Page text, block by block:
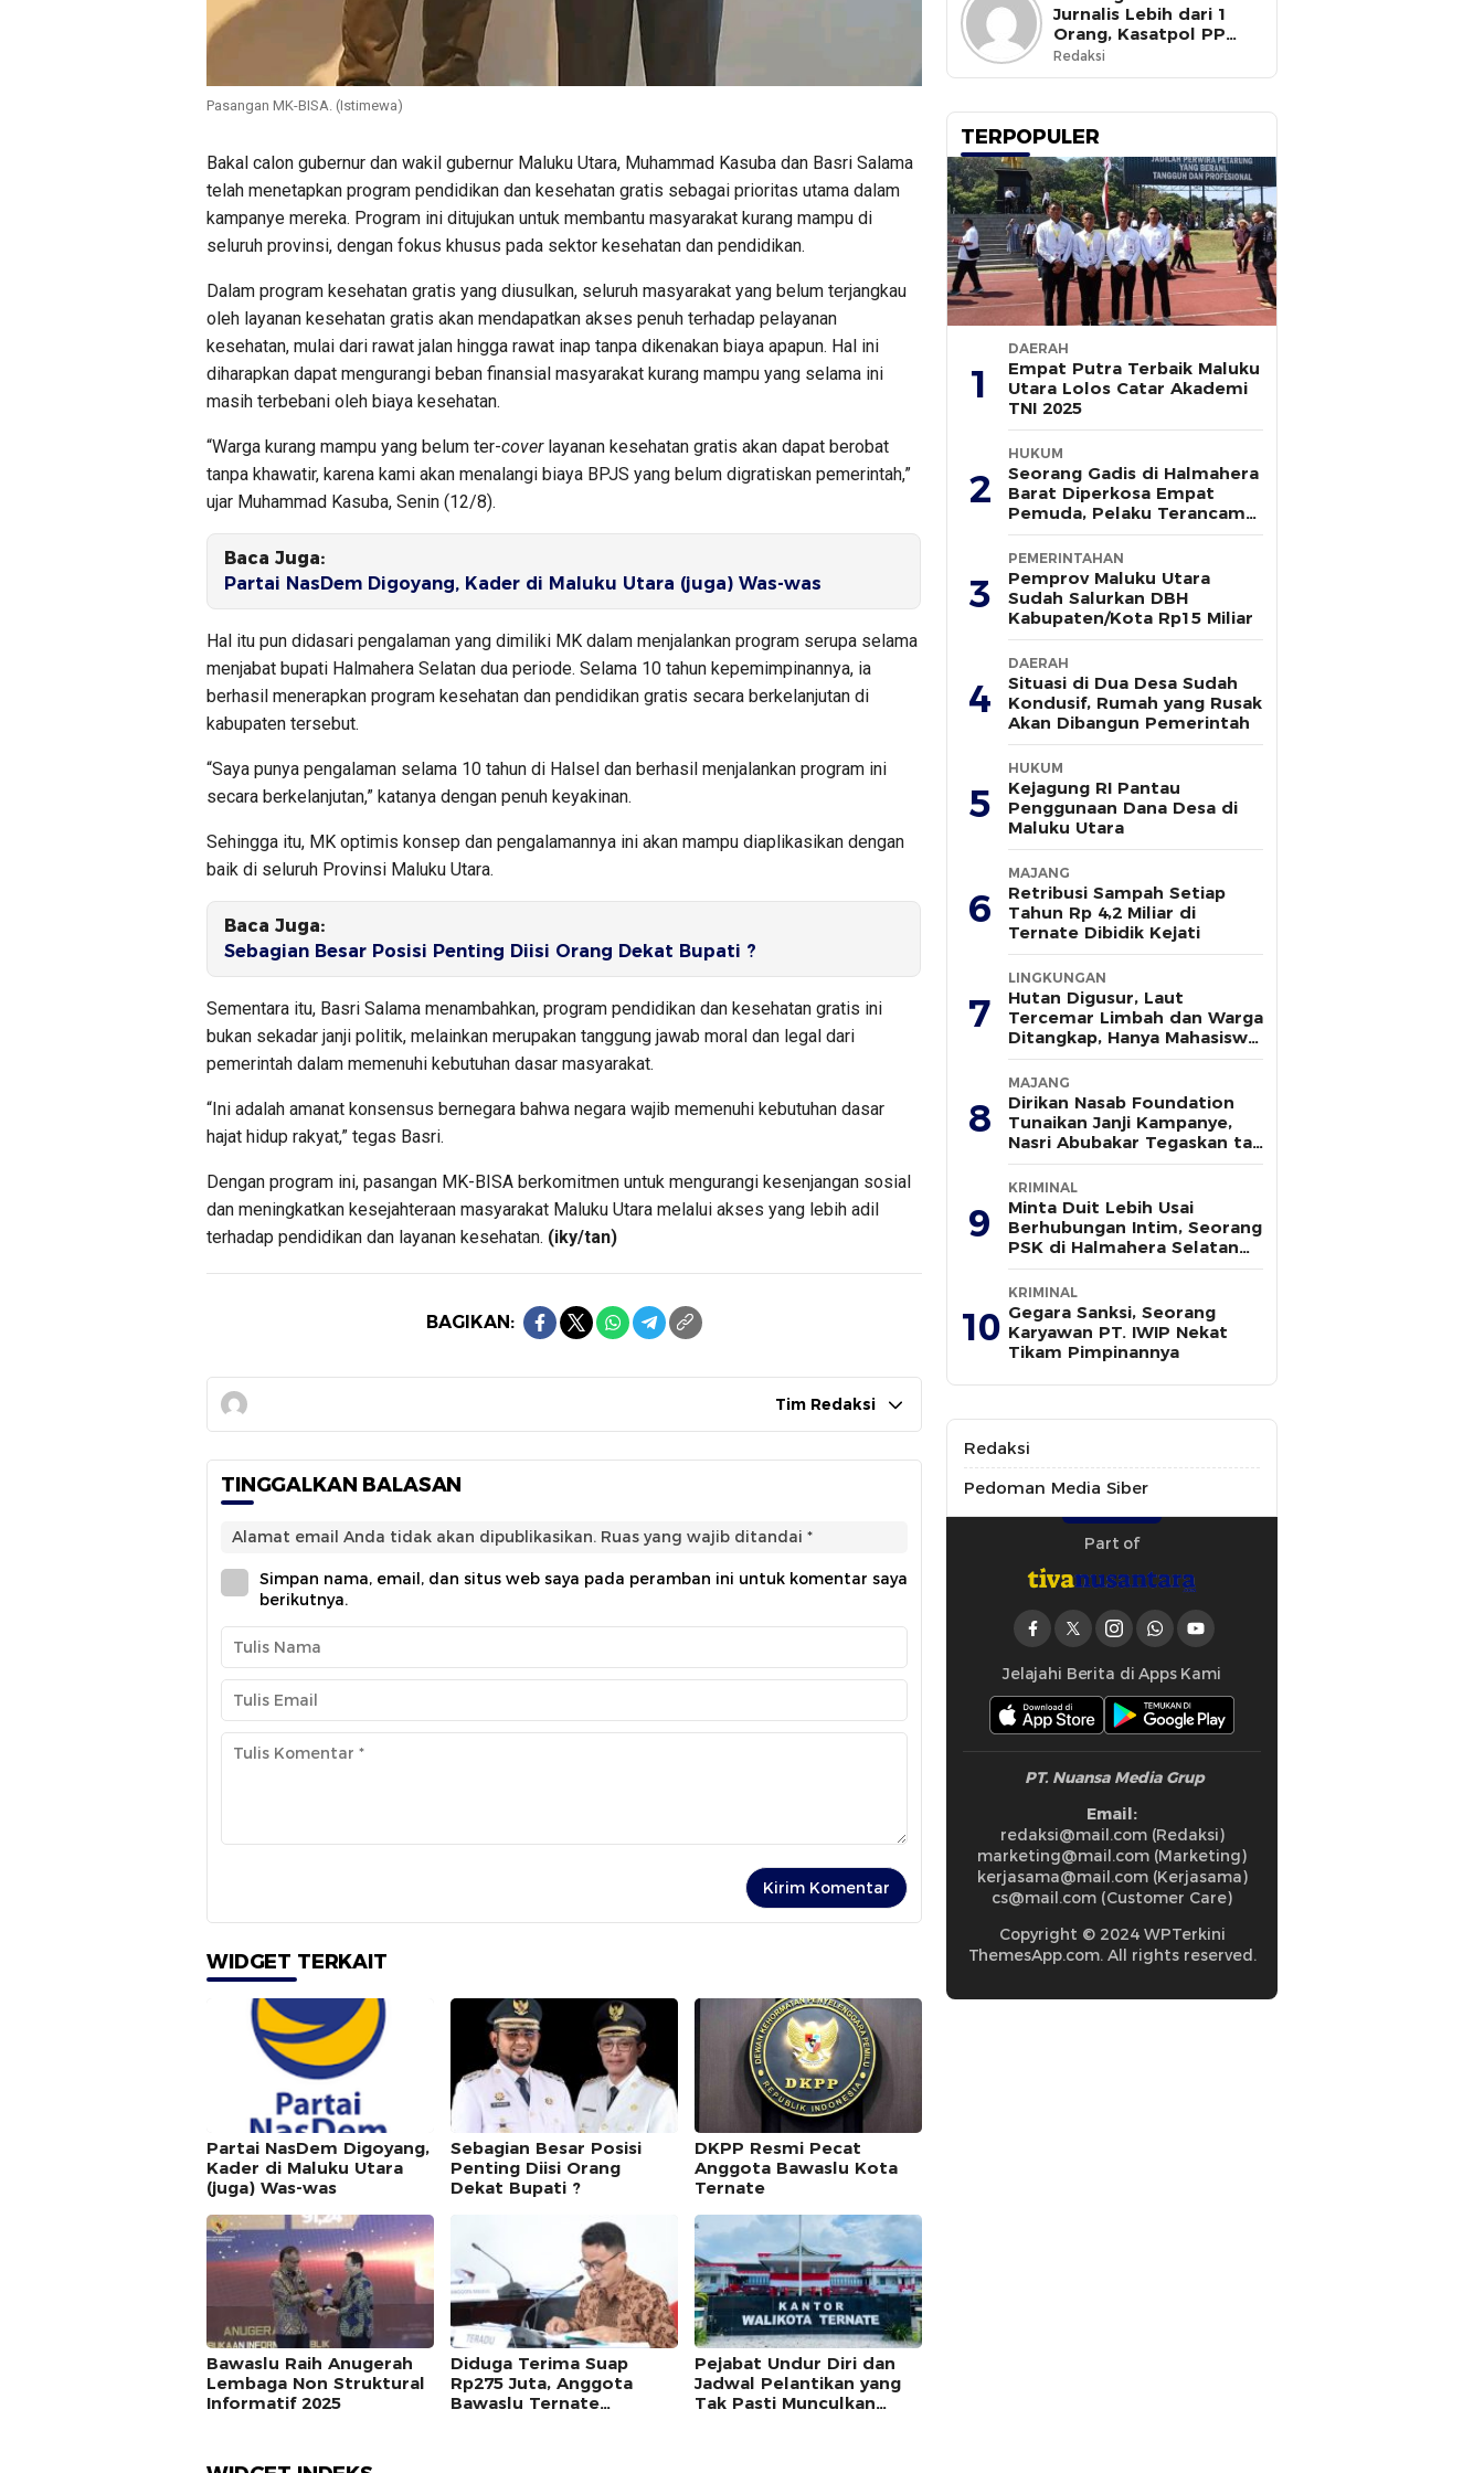
Pasangan MK-BISA. (Istimewa)
Bakal calon gubernur dan wakil gubernur Maluku Utara, Muhammad Kasuba dan Basri Salama
telah menetapkan program pendidikan dan kesehatan gratis sebagai prioritas utama dalam
kampanye mereka. Program ini ditujukan untuk membantu masyarakat kurang mampu di
seluruh provinsi, dengan fokus khusus pada sektor kesehatan dan pendidikan.
Dalam program kesehatan gratis yang diusulkan, seluruh masyarakat yang belum terjangkau
oleh layanan kesehatan gratis akan mendapatkan akses penuh terhadap pelayanan
kesehatan, mulai dari rawat jalan hingga rawat inap tanpa dikenakan biaya apapun. Hal ini
diharapkan dapat mengurangi beban finansial masyarakat kurang mampu yang selama ini
masih terbebani oleh biaya kesehatan.
“Warga kurang mampu yang belum ter-coverlayanan kesehatan gratis akan dapat berobat
tanpa khawatir, karena kami akan menalangi biaya BPJS yang belum digratiskan pemerintah,”
ujar Muhammad Kasuba, Senin (12/8).
Baca Juga:
Partai NasDem Digoyang, Kader di Maluku Utara (juga) Was-was
Hal itu pun didasari pengalaman yang dimiliki MK dalam menjalankan program serupa selama
menjabat bupati Halmahera Selatan dua periode. Selama 10 tahun kepemimpinannya, ia
berhasil menerapkan program kesehatan dan pendidikan gratis secara berkelanjutan di
kabupaten tersebut.
“Saya punya pengalaman selama 10 tahun di Halsel dan berhasil menjalankan program ini
secara berkelanjutan,” katanya dengan penuh keyakinan.
Sehingga itu, MK optimis konsep dan pengalamannya ini akan mampu diaplikasikan dengan
baik di seluruh Provinsi Maluku Utara.
Baca Juga:
Sebagian Besar Posisi Penting Diisi Orang Dekat Bupati ?
Sementara itu, Basri Salama menambahkan, program pendidikan dan kesehatan gratis ini
bukan sekadar janji politik, melainkan merupakan tanggung jawab moral dan legal dari
pemerintah dalam memenuhi kebutuhan dasar masyarakat.
“Ini adalah amanat konsensus bernegara bahwa negara wajib memenuhi kebutuhan dasar
hajat hidup rakyat,” tegas Basri.
Dengan program ini, pasangan MK-BISA berkomitmen untuk mengurangi kesenjangan sosial
dan meningkatkan kesejahteraan masyarakat Maluku Utara melalui akses yang lebih adil
terhadap pendidikan dan layanan kesehatan. (iky/tan)
BAGIKAN:
Tim Redaksi
TINGGALKAN BALASAN
Alamat email Anda tidak akan dipublikasikan. Ruas yang wajib ditandai *
Simpan nama, email, dan situs web saya pada peramban ini untuk komentar saya
berikutnya.
WIDGET TERKAIT
Partai NasDem Digoyang,
Kader di Maluku Utara
(juga) Was-was
Sebagian Besar Posisi
Penting Diisi Orang
Dekat Bupati ?
DKPP Resmi Pecat
Anggota Bawaslu Kota
Ternate
Bawaslu Raih Anugerah
Lembaga Non Struktural
Informatif 2025
Diduga Terima Suap
Rp275 Juta, Anggota
Bawaslu Ternate
Pejabat Undur Diri dan
Jadwal Pelantikan yang
Tak Pasti Munculkan
Jurnalis Lebih dari 1
Orang, Kasatpol PP
Ternate Masih Mangkir
Redaksi
TERPOPULER
1
DAERAH
Empat Putra Terbaik Maluku
Utara Lolos Catar Akademi
TNI 2025
2
HUKUM
Seorang Gadis di Halmahera
Barat Diperkosa Empat
Pemuda, Pelaku Terancam
15 Tahun Penjara
3
PEMERINTAHAN
Pemprov Maluku Utara
Sudah Salurkan DBH
Kabupaten/Kota Rp15 Miliar
4
DAERAH
Situasi di Dua Desa Sudah
Kondusif, Rumah yang Rusak
Akan Dibangun Pemerintah
5
HUKUM
Kejagung RI Pantau
Penggunaan Dana Desa di
Maluku Utara
6
MAJANG
Retribusi Sampah Setiap
Tahun Rp 4,2 Miliar di
Ternate Dibidik Kejati
7
LINGKUNGAN
Hutan Digusur, Laut
Tercemar Limbah dan Warga
Ditangkap, Hanya Mahasiswa
yang Bersuara
8
MAJANG
Dirikan Nasab Foundation
Tunaikan Janji Kampanye,
Nasri Abubakar Tegaskan tak
Ada Kepentingan Politik
9
KRIMINAL
Minta Duit Lebih Usai
Berhubungan Intim, Seorang
PSK di Halmahera Selatan
Tewas Ditusuk
10
KRIMINAL
Gegara Sanksi, Seorang
Karyawan PT. IWIP Nekat
Tikam Pimpinannya
Redaksi
Pedoman Media Siber
Part of
Jelajahi Berita di Apps Kami
PT. Nuansa Media Grup
Email:
redaksi@mail.com (Redaksi)
marketing@mail.com (Marketing)
kerjasama@mail.com (Kerjasama)
cs@mail.com (Customer Care)
Copyright © 2024 WPTerkini
ThemesApp.com. All rights reserved.